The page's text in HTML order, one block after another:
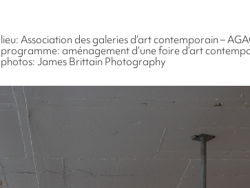
lieu: Association des galeries d’art contemporain –
programme: aménagement d’une foire d’art
photos: James Brittain Photography